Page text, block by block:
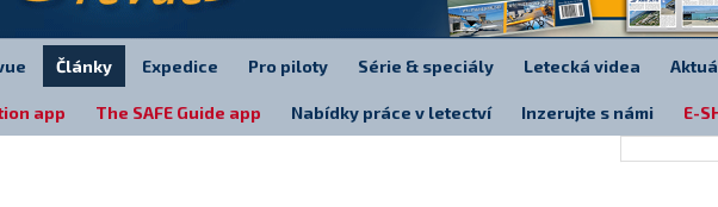
Články Expedice Pro piloty Série & speciály Letecká videa
app The SAFE Guide app Nabídky práce v letectví Inzerujte s námi E-